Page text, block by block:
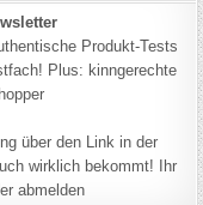
Produkt-Tests
Plus: kinngerechte
über den Link in der
wirklich bekommt! Ihr
abmelden